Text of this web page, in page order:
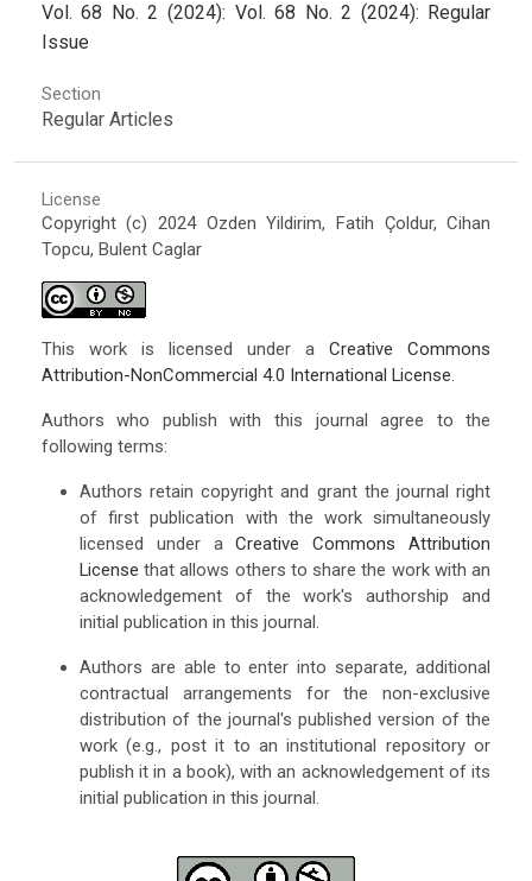
Vol. 68 No. 2 (2024): Vol. 68 No. 2 (2024): Regular
Issue
Section
Regular Articles
License
Copyright (c) 2024 Ozden Yildirim, Fatih Çoldur, Cihan
Topcu, Bulent Caglar
This work is licensed under aCreative Commons
Attribution-NonCommercial 4.0 International License.
Authors who publish with this journal agree to the
following terms:
Authors retain copyright and grant the journal right
of first publication with the work simultaneously
licensed under aCreative Commons Attribution
License that allows others to share the work with an
acknowledgement of the work's authorship and
initial publication in this journal.
Authors are able to enter into separate, additional
contractual arrangements for the non-exclusive
distribution of the journal's published version of the
work (e.g., post it to an institutional repository or
publish it in a book), with an acknowledgement of its
initial publication in this journal.